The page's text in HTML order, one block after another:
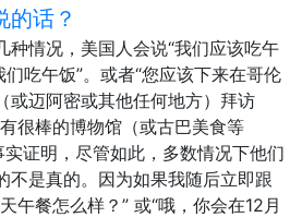
的话？
种情况，美国人会说“我们应该吃午
们吃午饭”。或者“您应该下来在哥伦
或迈阿密或其他任何地方）拜访
很棒的博物馆（或古巴美食等
实证明，尽管如此，多数情况下他们
不是真的。因为如果我随后立即跟
午餐怎么样？” 或“哦，你会在12月